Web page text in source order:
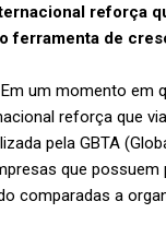
reforça
ferramenta de
Em um momento em
reforça que
pela GBTA
que
comparadas a